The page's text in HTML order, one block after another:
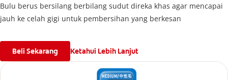
Bulu berus bersilang berbilang sudut direka khas agar mencapai
jauh ke celah gigi untuk pembersihan yang berkesan
Beli Sekarang Ketahui Lebih Lanjut